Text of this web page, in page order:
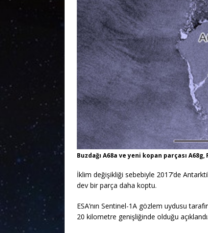
Buzdağı A68a ve yeni kopan parçası A68g,
İklim değişikliği sebebiyle 2017’de
dev bir parça daha koptu.
ESA’nın Sentinel-1A gözlem uydusu
20 kilometre genişliğinde olduğu açıklandı.